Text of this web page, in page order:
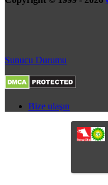
Sunucu Durumu
Bize ulaşın